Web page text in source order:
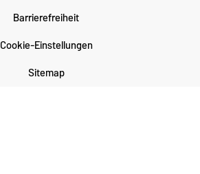
Barrierefreiheit
Cookie-Einstellungen
Sitemap